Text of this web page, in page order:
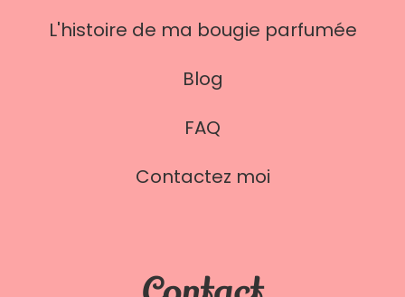
L'histoire de ma bougie parfumée
Blog
FAQ
Contactez moi